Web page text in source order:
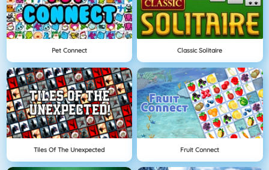
Pet Connect Classic Solitaire
Tiles Of The Unexpected Fruit Connect